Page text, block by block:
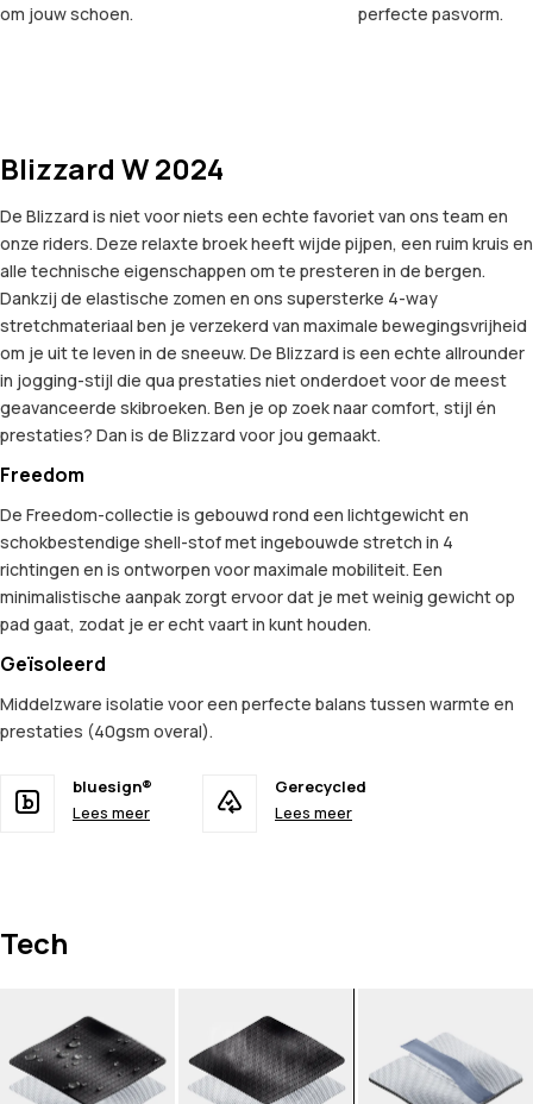
om jouw schoen.
perfecte pasvorm.
Blizzard W 2024
De Blizzard is niet voor niets een echte favoriet van ons team en
onze riders. Deze relaxte broek heeft wijde pijpen, een ruim kruis en
alle technische eigenschappen om te presteren in de bergen.
Dankzij de elastische zomen en ons supersterke 4-way
stretchmateriaal ben je verzekerd van maximale bewegingsvrijheid
om je uit te leven in de sneeuw. De Blizzard is een echte allrounder
in jogging-stijl die qua prestaties niet onderdoet voor de meest
geavanceerde skibroeken. Ben je op zoek naar comfort, stijl én
prestaties? Dan is de Blizzard voor jou gemaakt.
Freedom
De Freedom-collectie is gebouwd rond een lichtgewicht en
schokbestendige shell-stof met ingebouwde stretch in 4
richtingen en is ontworpen voor maximale mobiliteit. Een
minimalistische aanpak zorgt ervoor dat je met weinig gewicht op
pad gaat, zodat je er echt vaart in kunt houden.
Geïsoleerd
Middelzware isolatie voor een perfecte balans tussen warmte en
prestaties (40gsm overal).
bluesign®
Lees meer
Gerecycled
Lees meer
Tech